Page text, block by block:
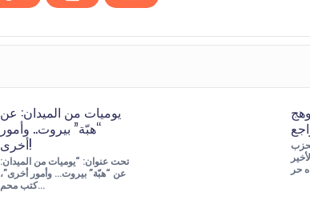
يوميات من الميدان: عن
“هبّة” بيروت.. وأمور
أخرى!
تحت عنوان: “يوميات من الميدان:
عن “هبّة” بيروت… وأمور أخرى”،
كتب محم…